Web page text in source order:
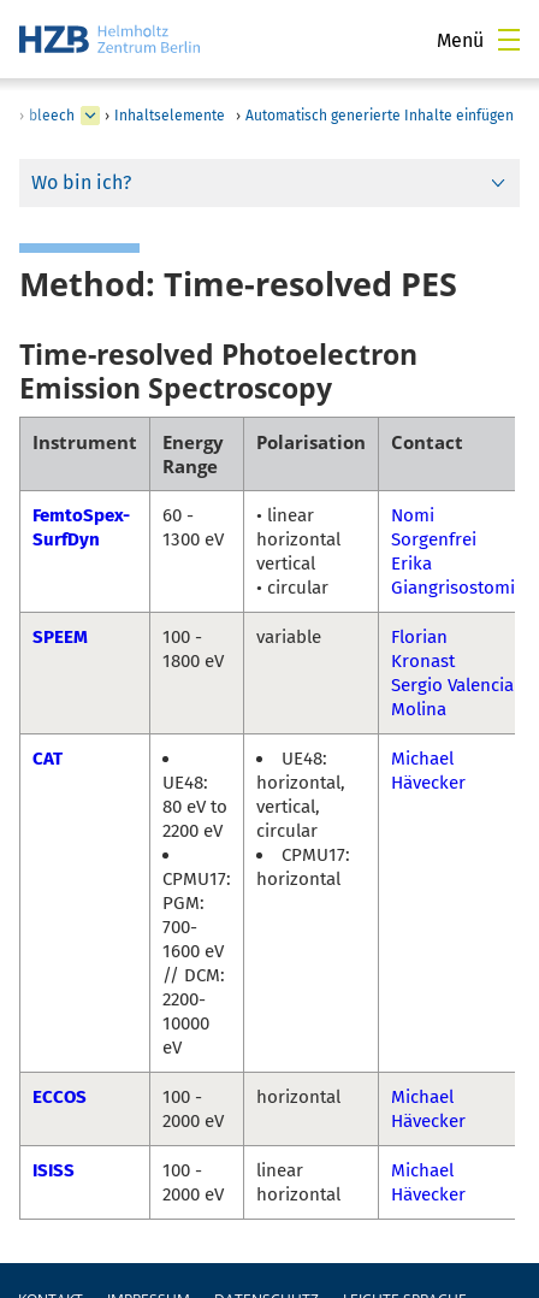
Menü
› bleech › Inhaltselemente › Automatisch generierte Inhalte einfügen
Wo bin ich?
Method: Time-resolved PES
Time-resolved Photoelectron
Emission Spectroscopy
Instrument
Energy
Range
Polarisation Contact
FemtoSpex-
SurfDyn
60 -
1300 eV
• linear
horizontal
vertical
• circular
Nomi
Sorgenfrei
Erika
Giangrisostomi
SPEEM
100 -
1800 eV
variable
Florian
Kronast
Sergio Valencia
Molina
CAT
UE48:
80 eV to
2200 eV
CPMU17:
PGM:
700-
1600 eV
// DCM:
2200-
10000
eV
UE48:
horizontal,
vertical,
circular
CPMU17:
horizontal
Michael
Hävecker
ECCOS
100 -
2000 eV
horizontal
Michael
Hävecker
ISISS
100 -
2000 eV
linear
horizontal
Michael
Hävecker
Fußzeile